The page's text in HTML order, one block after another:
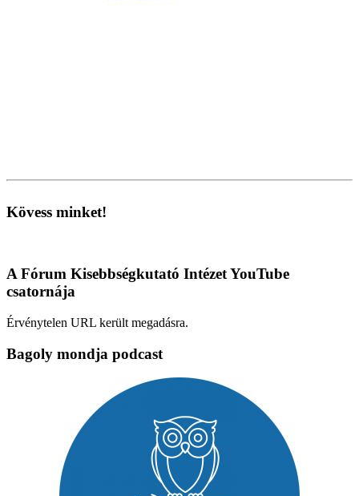
Kövess minket!
A Fórum Kisebbségkutató Intézet YouTube
csatornája
Érvénytelen URL került megadásra.
Bagoly mondja podcast